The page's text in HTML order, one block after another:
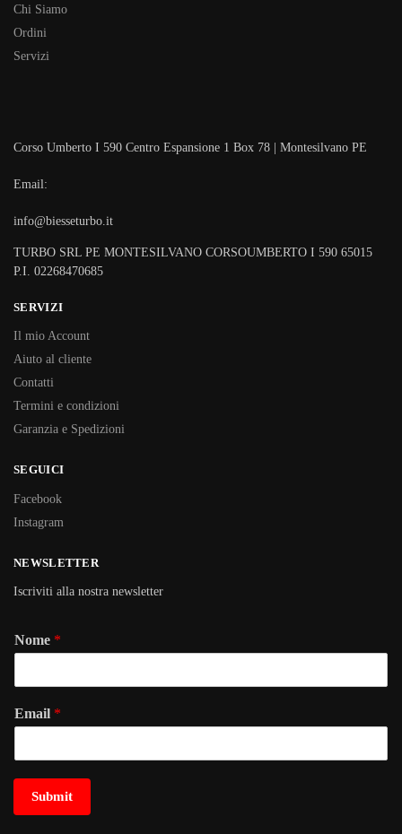
Chi Siamo
Ordini
Servizi
Corso Umberto I 590 Centro Espansione 1 Box 78 | Montesilvano PE
Email:
info@biesseturbo.it
TURBO SRL PE MONTESILVANO CORSOUMBERTO I 590 65015
P.I. 02268470685
SERVIZI
Il mio Account
Aiuto al cliente
Contatti
Termini e condizioni
Garanzia e Spedizioni
SEGUICI
Facebook
Instagram
NEWSLETTER
Iscriviti alla nostra newsletter
Nome *
Email *
Submit